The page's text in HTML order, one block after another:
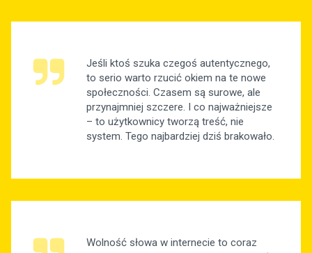
Jeśli ktoś szuka czegoś autentycznego,
to serio warto rzucić okiem na te nowe
społeczności. Czasem są surowe, ale
przynajmniej szczere. I co najważniejsze
– to użytkownicy tworzą treść, nie
system. Tego najbardziej dziś brakowało.
Wolność słowa w internecie to coraz